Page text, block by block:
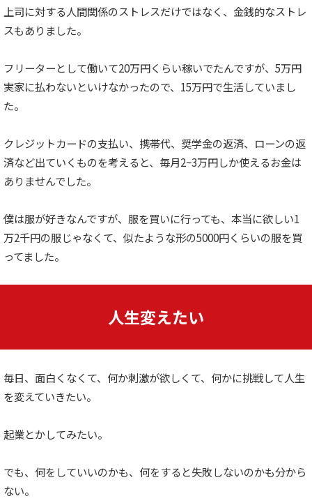
上司に対する人間関係のストレスだけではなく、金銭的なストレ
スもありました。
フリーターとして働いて20万円くらい稼いでたんですが、5万円
実家に払わないといけなかったので、15万円で生活していまし
た。
クレジットカードの支払い、携帯代、奨学金の返済、ローンの返
済など出ていくものを考えると、毎月2~3万円しか使えるお金は
ありませんでした。
僕は服が好きなんですが、服を買いに行っても、本当に欲しい1
万2千円の服じゃなくて、似たような形の5000円くらいの服を買
ってました。
人生変えたい
毎日、面白くなくて、何か刺激が欲しくて、何かに挑戦して人生
を変えていきたい。
起業とかしてみたい。
でも、何をしていいのかも、何をすると失敗しないのかも分から
ない。